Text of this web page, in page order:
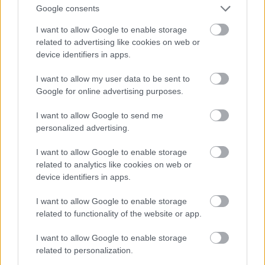
Google consents
I want to allow Google to enable storage
related to advertising like cookies on web or
device identifiers in apps.
I want to allow my user data to be sent to
Google for online advertising purposes.
I want to allow Google to send me
personalized advertising.
I want to allow Google to enable storage
related to analytics like cookies on web or
device identifiers in apps.
I want to allow Google to enable storage
related to functionality of the website or app.
I want to allow Google to enable storage
related to personalization.
mégis érdekes, hiszen erősHeimatschutzstil-es
hatásról árulkodik. Ez a stílus a tulajdonképpen a
a harmadik birodalomban élte virágkorát, de az
ötvenes években is nagyrészt ebben a stílusban